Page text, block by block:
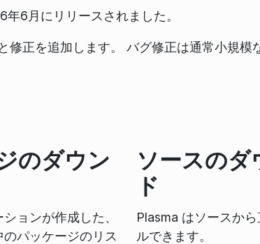
6月にリリースされました。
修正を追加します。 バグ修正は通常小規模
のダウン
ョンが作成した、
パッケージのリス
ソースのダ
ド
Plasma はソースか
ルできます。